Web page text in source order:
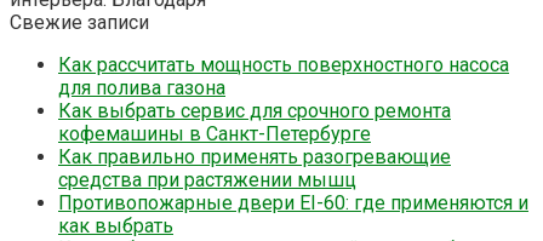
Свежие записи
Как рассчитать мощность поверхностного насоса
для полива газона
Как выбрать сервис для срочного ремонта
кофемашины в Санкт-Петербурге
Как правильно применять разогревающие
средства при растяжении мышц
Противопожарные двери EI-60: где применяются и
как выбрать